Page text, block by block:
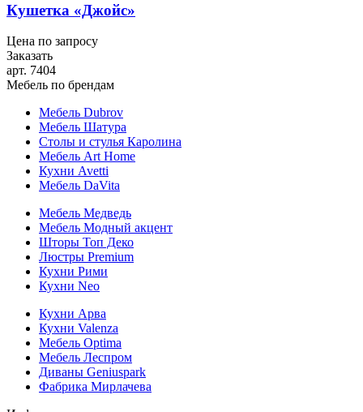
Кушетка «Джойс»
Цена по запросу
Заказать
арт. 7404
Мебель по брендам
Мебель Dubrov
Мебель Шатура
Столы и стулья Каролина
Мебель Art Home
Кухни Avetti
Мебель DaVita
Мебель Медведь
Мебель Модный акцент
Шторы Топ Деко
Люстры Premium
Кухни Рими
Кухни Neo
Кухни Арва
Кухни Valenza
Мебель Optima
Мебель Леспром
Диваны Geniuspark
Фабрика Мирлачева